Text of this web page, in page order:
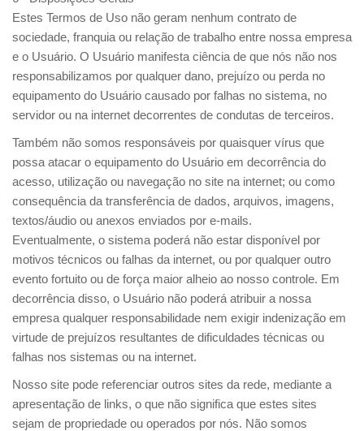
Estes Termos de Uso não geram nenhum contrato de
sociedade, franquia ou relação de trabalho entre nossa empresa
e o Usuário. O Usuário manifesta ciência de que nós não nos
responsabilizamos por qualquer dano, prejuízo ou perda no
equipamento do Usuário causado por falhas no sistema, no
servidor ou na internet decorrentes de condutas de terceiros.
Também não somos responsáveis por quaisquer vírus que
possa atacar o equipamento do Usuário em decorrência do
acesso, utilização ou navegação no site na internet; ou como
consequência da transferência de dados, arquivos, imagens,
textos/áudio ou anexos enviados por e-mails.
Eventualmente, o sistema poderá não estar disponível por
motivos técnicos ou falhas da internet, ou por qualquer outro
evento fortuito ou de força maior alheio ao nosso controle. Em
decorrência disso, o Usuário não poderá atribuir a nossa
empresa qualquer responsabilidade nem exigir indenização em
virtude de prejuízos resultantes de dificuldades técnicas ou
falhas nos sistemas ou na internet.
Nosso site pode referenciar outros sites da rede, mediante a
apresentação de links, o que não significa que estes sites
sejam de propriedade ou operados por nós. Não somos